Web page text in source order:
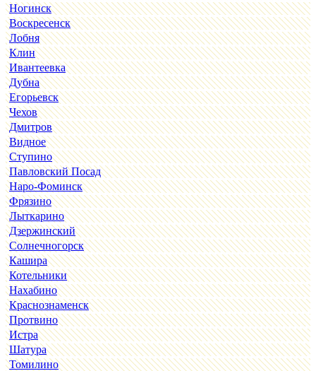
Ногинск
Воскресенск
Лобня
Клин
Ивантеевка
Дубна
Егорьевск
Чехов
Дмитров
Видное
Ступино
Павловский Посад
Наро-Фоминск
Фрязино
Лыткарино
Дзержинский
Солнечногорск
Кашира
Котельники
Нахабино
Краснознаменск
Протвино
Истра
Шатура
Томилино